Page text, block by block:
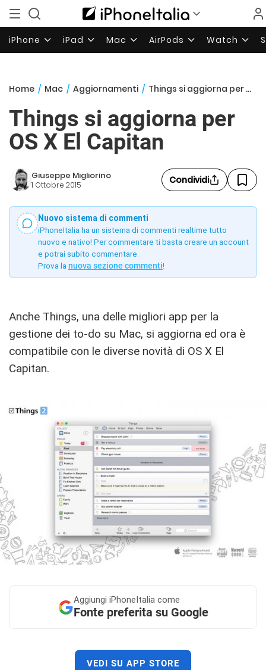
iPhone iPad Mac AirPods Watch
Home / Mac / Aggiornamenti / Things si aggiorna per OS X El Capitan
Things si aggiorna per
OS X El Capitan
Giuseppe Migliorino
1 Ottobre 2015 Condividi
Nuovo sistema di commenti
iPhoneItalia ha un sistema di commenti realtime tutto
nuovo e nativo! Per commentare ti basta creare un account
e potrai subito commentare.
Prova la nuova sezione commenti!
Anche Things, una delle migliori app per la
gestione dei to-do su Mac, si aggiorna ed ora è
compatibile con le diverse novità di OS X El
Capitan.
Aggiungi iPhoneItalia come
Fonte preferita su Google
VEDI SU APP STORE